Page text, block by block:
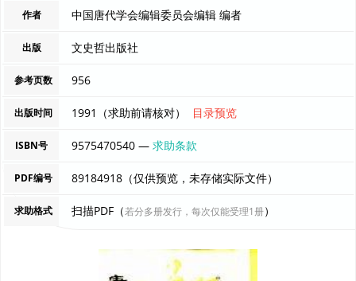
作者 中国唐代学会编辑委员会编辑 编者
出版 文史哲出版社
参考页数 956
出版时间 1991（求助前请核对） 目录预览
ISBN号 9575470540 —求助条款
PDF编号 89184918（仅供预览，未存储实际文件）
求助格式 扫描PDF（若分多册发行，每次仅能受理1册）